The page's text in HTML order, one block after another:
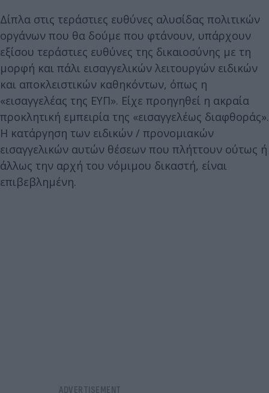
Δίπλα στις τεράστιες ευθύνες αλυσίδας πολιτικών
οργάνων που θα δούμε που φτάνουν, υπάρχουν
εξίσου τεράστιες ευθύνες της δικαιοσύνης με τη
μορφή και πάλι εισαγγελικών λειτουργών ειδικών
και αποκλειστικών καθηκόντων, όπως η
«εισαγγελέας της ΕΥΠ». Είχε προηγηθεί η ακραία
προκλητική εμπειρία της «εισαγγελέως διαφθοράς».
Η κατάργηση των ειδικών / προνομιακών
εισαγγελικών αυτών θέσεων που πλήττουν ούτως ή
άλλως την αρχή του νόμιμου δικαστή, είναι
επιβεβλημένη.